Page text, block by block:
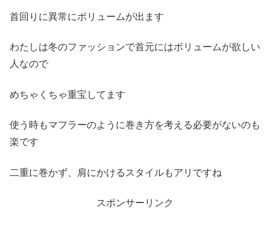
首回りに異常にボリュームが出ます
わたしは冬のファッションで首元にはボリュームが欲しい
人なので
めちゃくちゃ重宝してます
使う時もマフラーのように巻き方を考える必要がないのも
楽です
二重に巻かず、肩にかけるスタイルもアリですね
スポンサーリンク